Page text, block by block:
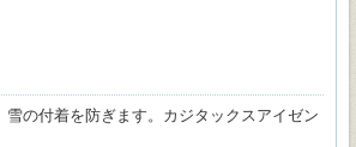
雪の付着を防ぎます。カジタックスアイゼン